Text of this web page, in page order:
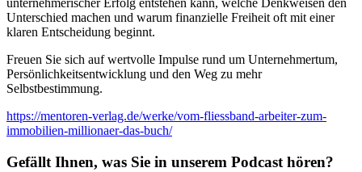
unternehmerischer Erfolg entstehen kann, welche Denkweisen den
Unterschied machen und warum finanzielle Freiheit oft mit einer
klaren Entscheidung beginnt.
Freuen Sie sich auf wertvolle Impulse rund um Unternehmertum,
Persönlichkeitsentwicklung und den Weg zu mehr
Selbstbestimmung.
https://mentoren-verlag.de/werke/vom-fliessband-arbeiter-zum-
immobilien-millionaer-das-buch/
Gefällt Ihnen, was Sie in unserem Podcast hören?